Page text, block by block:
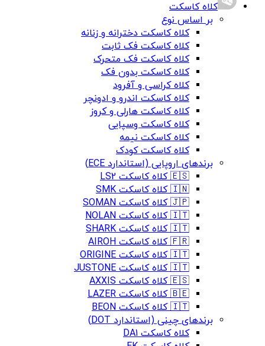
کلاه کاسکت
بر اساس نوع
کلاه کاسکت دخترانه و زنانه
کلاه کاسکت فک ثابت
کلاه کاسکت فک متحرک
کلاه کاسکت بدون فک
کلاه کراسی و آفرود
کلاه کاسکت اندرو و ادونچر
کلاه کاسکت هارلی و کروز
کلاه کاسکت وسپایی
کلاه کاسکت نیمه
کلاه کاسکت کودک
برندهای اروپایی (استاندارد ECE)
🇪🇸 کلاه کاسکت LS2
🇮🇳 کلاه کاسکت SMK
🇯🇵 کلاه کاسکت SOMAN
🇮🇹 کلاه کاسکت NOLAN
🇮🇹 کلاه کاسکت SHARK
🇫🇷 کلاه کاسکت AIROH
🇮🇹 کلاه کاسکت ORIGINE
🇮🇹 کلاه کاسکت JUSTONE
🇪🇸 کلاه کاسکت AXXIS
🇧🇪 کلاه کاسکت LAZER
🇮🇹 کلاه کاسکت BEON
برندهای چینی (استاندارد DOT)
کلاه کاسکت DA1